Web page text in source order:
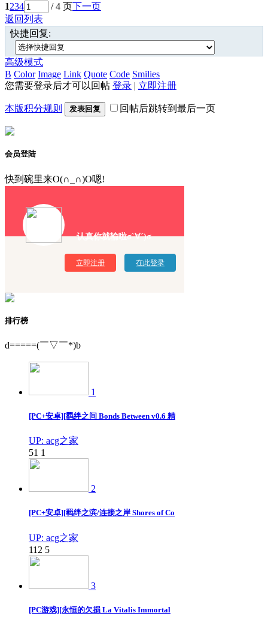
1234 / 4 页下一页
返回列表
快捷回复:
高级模式
B Color Image Link Quote Code Smilies
您需要登录后才可以回帖 登录 | 立即注册
本版积分规则 发表回复 回帖后跳转到最后一页
会员登陆
快到碗里来O(∩_∩)O嗯!
认真你就输啦σ`∀´)σ
立即注册 在此登录
排行榜
d=====(￣▽￣*)b
1
[PC+安卓][羁绊之间 Bonds Between v0.6 精
UP: acg之家
51 1
2
[PC+安卓][羁绊之滨/连接之岸 Shores of Co
UP: acg之家
112 5
3
[PC游戏][永恒的欠损 La Vitalis Immortal